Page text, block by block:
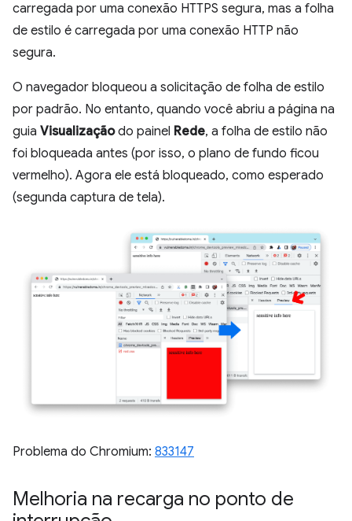
carregada por uma conexão HTTPS segura, mas a folha
de estilo é carregada por uma conexão HTTP não
segura.
O navegador bloqueou a solicitação de folha de estilo
por padrão. No entanto, quando você abriu a página na
guia Visualizaçãodo painel Rede, a folha de estilo não
foi bloqueada antes (por isso, o plano de fundo ficou
vermelho). Agora ele está bloqueado, como esperado
(segunda captura de tela).
Problema do Chromium: 833147
Melhoria na recarga no ponto de